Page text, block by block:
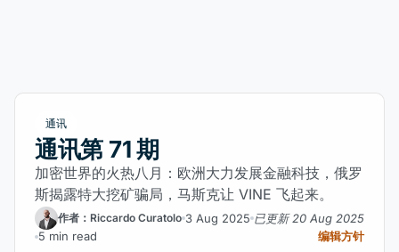
通讯
通讯第 71 期
加密世界的火热八月：欧洲大力发展金融科技，俄罗
斯揭露特大挖矿骗局，马斯克让 VINE 飞起来。
作者：Riccardo Curatolo 3 Aug 2025 已更新 20 Aug 2025
5 min read
编辑方针